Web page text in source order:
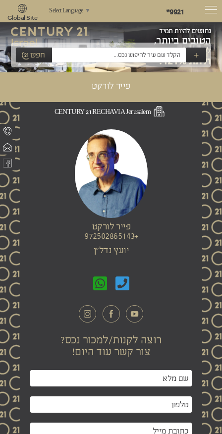
*9921
Select Language ▼
Global Site
נחושים להיות תמיד
הטובים ביותר,
לשאוף למצוינות
ולתת 121%!
+ חפש
פייר לורקט
CENTURY 21 RECHAVIA Jerusalem
פייר לורקט
+972502865143
יועץ נדל"ן
רוצה לקנות/למכור נכס?
צור קשר עוד היום!